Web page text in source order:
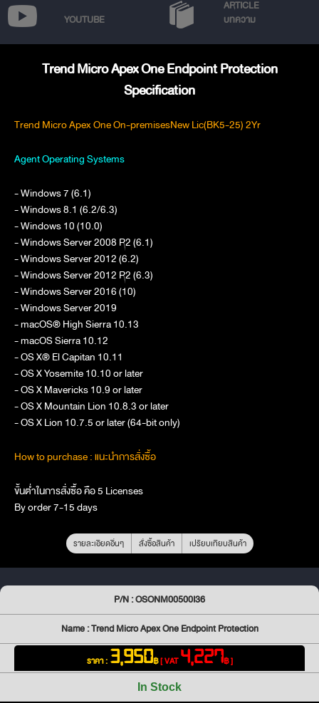
YOUTUBE
ARTICLE
บทความ
Trend Micro Apex One Endpoint Protection
Specification
Trend Micro Apex One On-premisesNew Lic(BK5-25) 2Yr
Agent Operating Systems
- Windows 7 (6.1)
- Windows 8.1 (6.2/6.3)
- Windows 10 (10.0)
- Windows Server 2008 R2 (6.1)
- Windows Server 2012 (6.2)
- Windows Server 2012 R2 (6.3)
- Windows Server 2016 (10)
- Windows Server 2019
- macOS® High Sierra 10.13
- macOS Sierra 10.12
- OS X® El Capitan 10.11
- OS X Yosemite 10.10 or later
- OS X Mavericks 10.9 or later
- OS X Mountain Lion 10.8.3 or later
- OS X Lion 10.7.5 or later (64-bit only)
How to purchase : แนะนำการสั่งซื้อ
ขั้นต่ำในการสั่งซื้อ คือ 5 Licenses
By order 7-15 days
รายละเอียดอื่นๆ สั่งซื้อสินค้า เปรียบเทียบสินค้า
P/N : OSONM00500I36
Name : Trend Micro Apex One Endpoint Protection
ราคา : 3,950฿[ VAT4,227฿ ]
In Stock